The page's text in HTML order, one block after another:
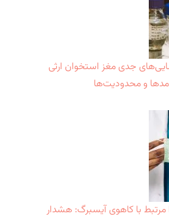
جدی مغز استخوان ارثی
و محدودیت‌ها
با کاهوی آیسبرگ: هشدار